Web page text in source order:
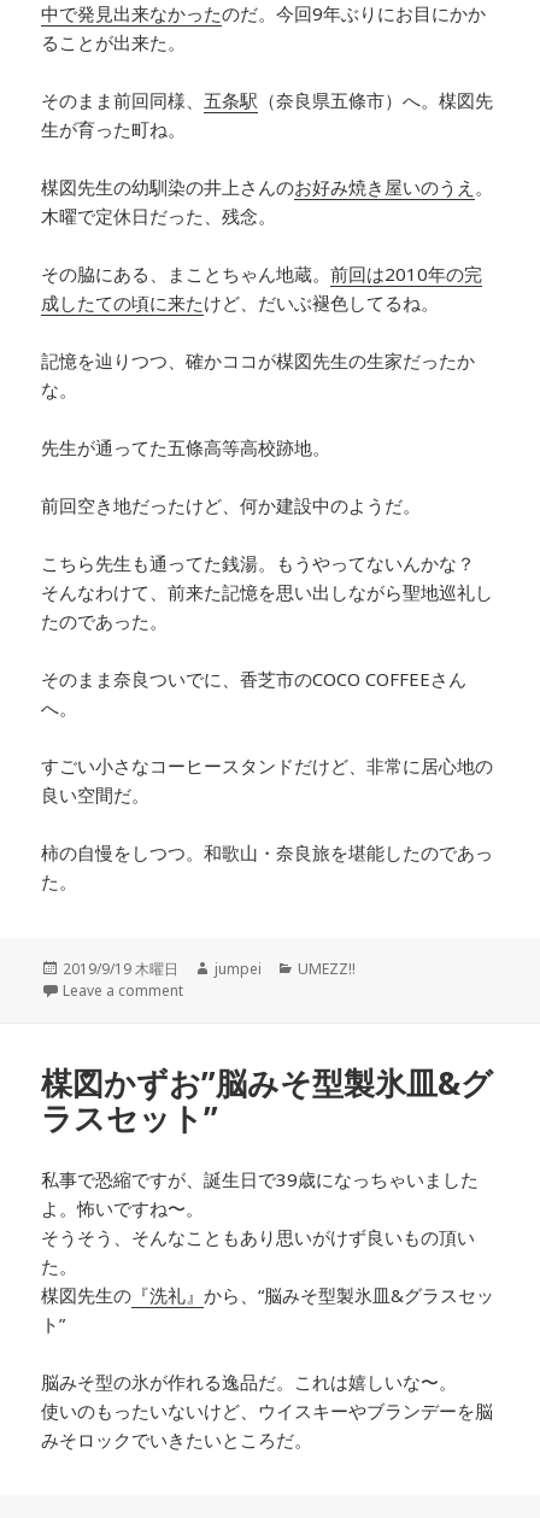
中で発見出来なかったのだ。今回9年ぶりにお目にかか
ることが出来た。
そのまま前回同様、五条駅 （奈良県五條市）へ。楳図先
生が育った町ね。
楳図先生の幼馴染の井上さんのお好み焼き屋いのうえ 。
木曜で定休日だった、残念。
その脇にある、まことちゃん地蔵。前回は2010年の完
成したての頃に来たけど、だいぶ褪色してるね。
記憶を辿りつつ、確かココが楳図先生の生家だったか
な。
先生が通ってた五條高等高校跡地。
前回空き地だったけど、何か建設中のようだ。
こちら先生も通ってた銭湯。もうやってないんかな？
そんなわけて、前来た記憶を思い出しながら聖地巡礼し
たのであった。
そのまま奈良ついでに、香芝市のCOCO COFFEEさん
へ。
すごい小さなコーヒースタンドだけど、非常に居心地の
良い空間だ。
柿の自慢をしつつ。和歌山・奈良旅を堪能したのであっ
た。
投
稿
2019/9/19 木曜日
作
jumpei
カ
UMEZZ!!
Leave a comment
楳図かずお”脳みそ型製氷皿&グ
ラスセット”
私事で恐縮ですが、誕生日で39歳になっちゃいました
よ。怖いですね〜。
そうそう、そんなこともあり思いがけず良いもの頂い
た。
楳図先生の 『洗礼』から、“脳みそ型製氷皿&グラスセッ
ト”
脳みそ型の氷が作れる逸品だ。これは嬉しいな〜。
使いのもったいないけど、ウイスキーやブランデーを脳
みそロックでいきたいところだ。